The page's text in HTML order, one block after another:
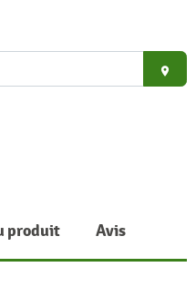
place
produit Avis